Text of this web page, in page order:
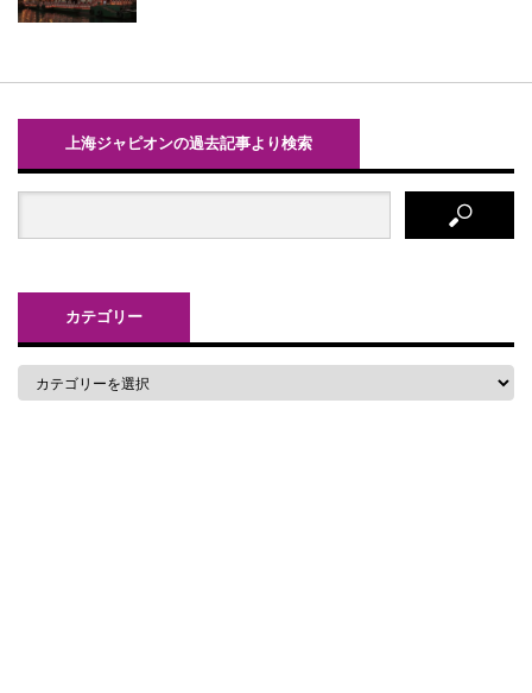
上海ジャピオンの過去記事より検索
カテゴリー